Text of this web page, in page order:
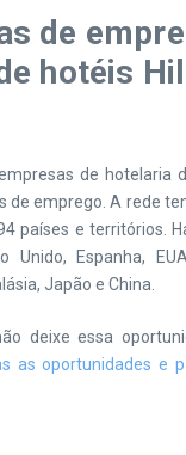
de
hotéis
de hotelaria
de emprego. A rede
países e territórios.
Unido, Espanha,
Japão e China.
deixe essa
as oportunidades e